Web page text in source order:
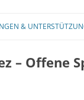
&
– Offene